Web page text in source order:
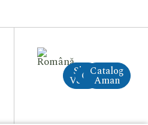
Site
VechiCreAI
Catalog
Aman